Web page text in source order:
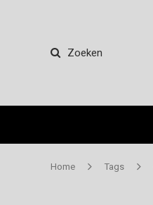
Zoeken
Home Tags